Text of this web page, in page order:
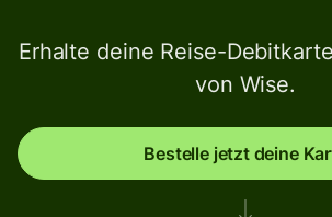
Erhalte deine Reise-
von Wise.
Bestelle jetzt deine